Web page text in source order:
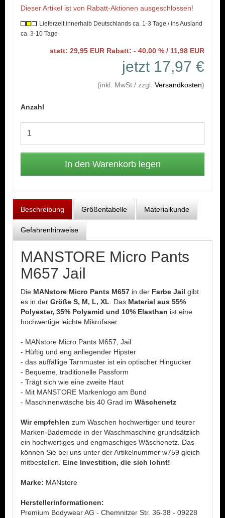
Dieser Artikel ist von Rabatt-Aktionen ausgeschlossen!
Lieferzeit innerhalb Deutschlands ca. 1-3 Tage / ins Ausland
ca. 3-10 Tage
statt: 29,95 EUR Rabatt: - 40.00 % / 11,98 EUR
jetzt 17,97 €
(inkl. MwSt./ zzgl. Versandkosten)
Anzahl
Beschreibung Größentabelle Materialkunde
Gefahrenhinweise
MANSTORE Micro Pants
M657 Jail
Die MANstore Micro Pants M657 in der Farbe Jail gibt
es in der Größe S, M, L, XL . Das Material aus 55%
Polyester, 35% Polyamid und 10% Elasthan ist eine
hochwertige leichte Mikrofaser.
- MANstore Micro Pants M657, Jail
- Hüftig und eng anliegender Hipster
- das auffällige Tarnmuster ist ein optischer Hingucker
- Bequeme, traditionelle Passform
- Trägt sich wie eine zweite Haut
- Mit MANSTORE Markenlogo am Bund
- Maschinenwäsche bis 40 Grad im Wäschenetz
Wir empfehlen zum Waschen hochwertiger und teurer
Marken-Bademode in der Waschmaschine grundsätzlich
ein hochwertiges und engmaschiges Wäschenetz. Das
können Sie bei uns unter der Artikelnummer w759 gleich
mitbestellen. Eine Investition, die sich lohnt!
Marke: MANstore
Herstellerinformationen:
Premium Bodywear AG - Chemnitzer Str. 36-38 - 09228